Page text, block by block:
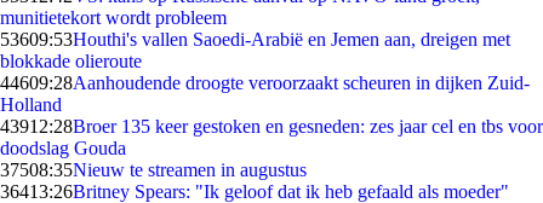
munitietekort wordt probleem
53609:53Houthi's vallen Saoedi-Arabië en Jemen aan, dreigen met
blokkade olieroute
44609:28Aanhoudende droogte veroorzaakt scheuren in dijken Zuid-
Holland
43912:28Broer 135 keer gestoken en gesneden: zes jaar cel en tbs voor
doodslag Gouda
37508:35Nieuw te streamen in augustus
36413:26Britney Spears: "Ik geloof dat ik heb gefaald als moeder"